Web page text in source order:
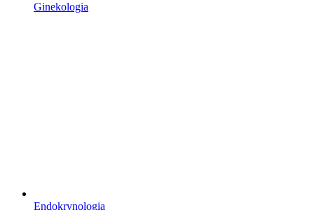
Ginekologia
Endokrynologia